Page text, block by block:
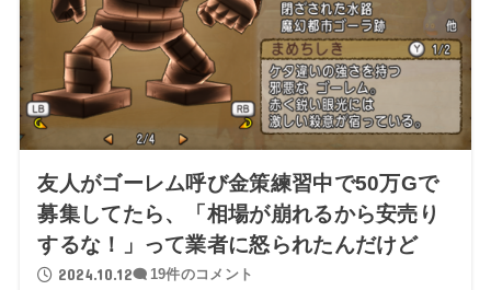
友人がゴーレム呼び金策練習中で50万Gで
募集してたら、「相場が崩れるから安売り
するな！」って業者に怒られたんだけど
2024.10.12 19件のコメント